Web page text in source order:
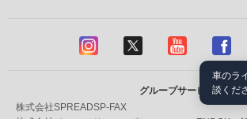
グループサービス
株式会社SPREADSP-FAX
車のラ
談くだ